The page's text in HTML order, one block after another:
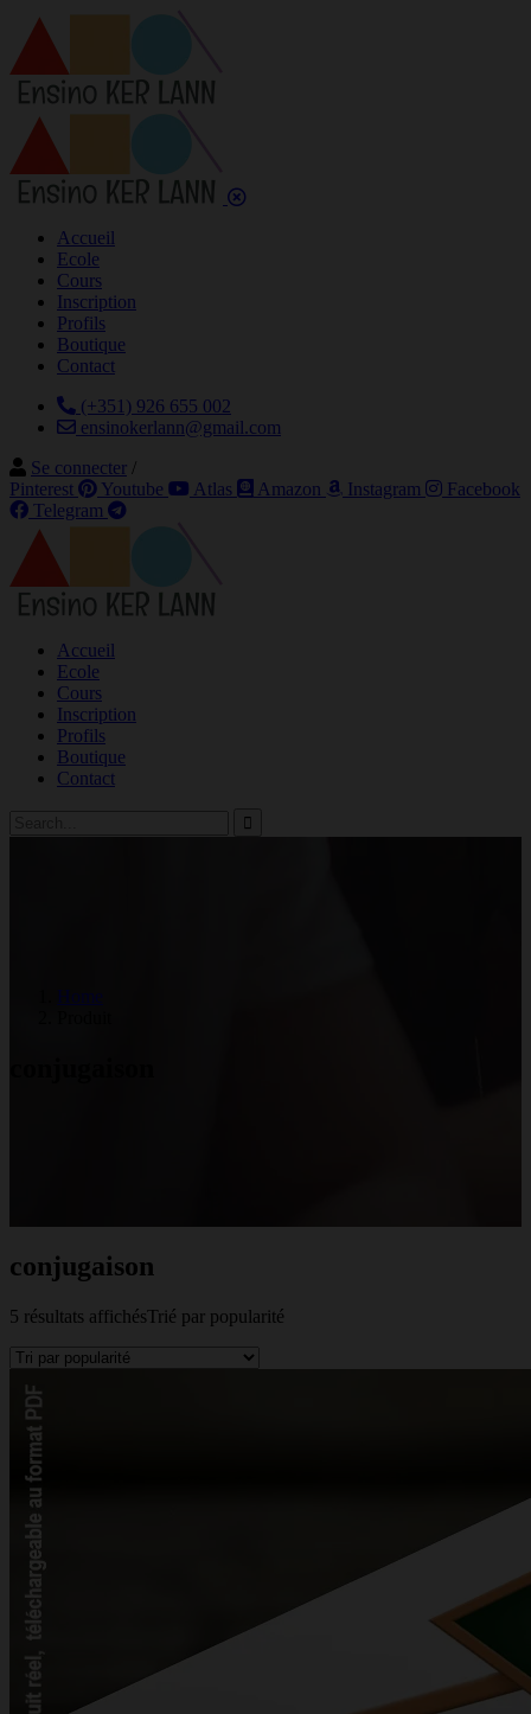
Accueil
Ecole
Cours
Inscription
Profils
Boutique
Contact
(+351) 926 655 002
ensinokerlann@gmail.com
Se connecter /
Pinterest
Youtube Atlas Amazon Instagram
Facebook
Telegram
Accueil
Ecole
Cours
Inscription
Profils
Boutique
Contact
Home
conjugaison
5 résultats affichésTrié par popularité